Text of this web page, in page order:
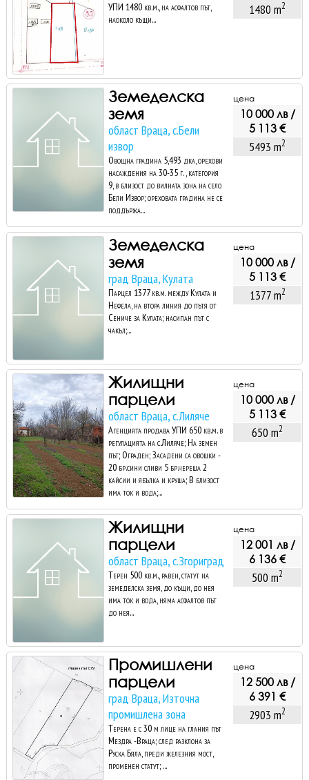
УПИ 1480 кв.м., на асфалтов път,
наоколо къщи...
1480 m2
Земеделска
земя
област Враца, с.Бели
извор
Овощна градина 5,493 дка, орехови
насаждения на 30-35 г. , категория
9, в близост до вилната зона на село
Бели Извор; ореховата градина не се
поддържа...
цена
10 000 лв /
5 113 €
5493 m2
Земеделска
земя
град Враца, Кулата
Парцел 1377 кв.м. между Кулата и
Нефела, на втора линия до пътя от
Сениче за Кулата; насипан път с
чакъл;...
цена
10 000 лв /
5 113 €
1377 m2
Жилищни
парцели
област Враца, с.Лиляче
Агенцията продава УПИ 650 кв.м. в
регулацията на с.Лиляче; На земен
път; Ограден; Засадени са овошки -
20 бр.сини сливи 5 бр.череша 2
кайсии и ябълка и круша; В близост
има ток и вода;...
цена
10 000 лв /
5 113 €
650 m2
Жилищни
парцели
област Враца, с.Згориград
Терен 500 кв.м., равен, статут на
земеделска земя, до къщи, до нея
има ток и вода, няма асфалтов път
до нея...
цена
12 001 лв /
6 136 €
500 m2
Промишлени
парцели
град Враца, Източна
промишлена зона
Терена е с 30 м лице на глания път
Мездра -Враца; след разклона за
Руска Бяла, преди железния мост,
променен статут; ...
цена
12 500 лв /
6 391 €
2903 m2